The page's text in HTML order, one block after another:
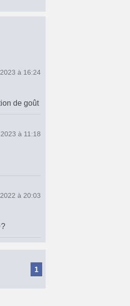
à 16:24
de goût
à 11:18
à 20:03
1